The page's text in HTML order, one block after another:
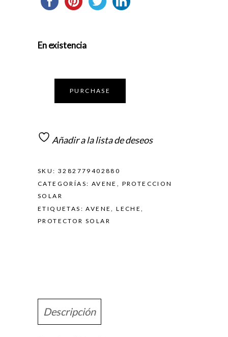
En existencia
PURCHASE
Añadir a la lista de deseos
SKU: 3282779402880
CATEGORÍAS: AVENE , PROTECCION
SOLAR
ETIQUETAS:AVENE,LECHE,
PROTECTOR SOLAR
Descripción